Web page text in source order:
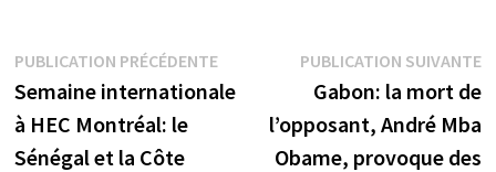
Navigation
de
l’article
PUBLICATION PRÉCÉDENTEPublication
précédente :
Semaine internationale
à HEC Montréal: le
Sénégal et la Côte
PUBLICATION SUIVANTE
Gabon: la mort de
l’opposant, André Mba
Obame, provoque des